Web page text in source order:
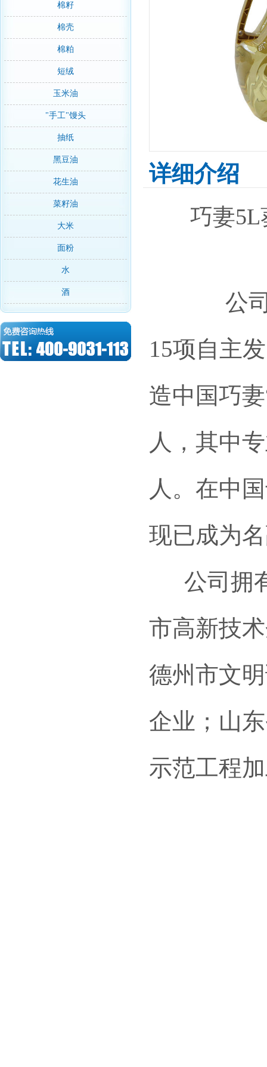
棉籽
棉壳
棉粕
短绒
玉米油
"手工"馒头
抽纸
黑豆油
花生油
菜籽油
大米
面粉
水
酒
详细介绍
巧妻5L
公
15项自主
造中国巧
人，其中
人。在中
现已成为
公司拥
市高新技
德州市文
企业；山
示范工程